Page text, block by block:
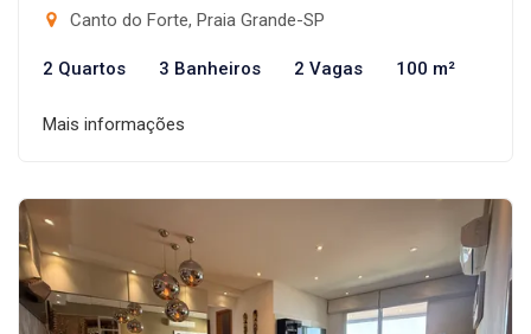
Canto do Forte, Praia Grande-SP
2 Quartos 3 Banheiros 2 Vagas 100 m²
Mais informações